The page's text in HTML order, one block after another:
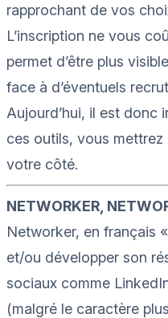
rapprochant de vos
L’inscription ne vous
permet d’être plus
face à d’éventuels
Aujourd’hui, il est donc
ces outils, vous
votre côté.
NETWORKER,
Networker, en français «
et/ou développer son
sociaux comme
(malgré le caractère